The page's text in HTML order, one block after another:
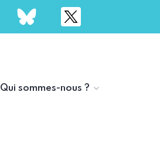
Qui sommes-nous ?